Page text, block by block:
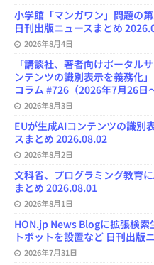
小学館「マンガワン」問題の
日刊出版ニュースまとめ
2026年8月4日
「講談社、著者向けポータル
ンテンツの識別表示を義務化
コラム #726（2026年7月26日
2026年8月3日
EUが生成AIコンテンツの識別
スまとめ 2026.08.02
2026年8月2日
文科省、プログラミング教育
まとめ 2026.08.01
2026年8月1日
HON.jp News Blogに拡張検索
トボットを設置など 日刊出版
2026年7月31日